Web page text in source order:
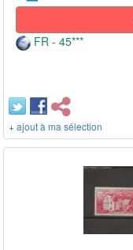
FR - 45***
+ ajout à ma sélection